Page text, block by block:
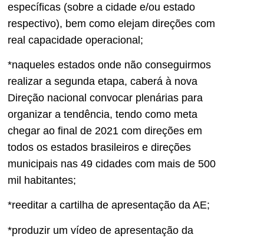
específicas (sobre a cidade e/ou estado
respectivo), bem como elejam direções com
real capacidade operacional;
*naqueles estados onde não conseguirmos
realizar a segunda etapa, caberá à nova
Direção nacional convocar plenárias para
organizar a tendência, tendo como meta
chegar ao final de 2021 com direções em
todos os estados brasileiros e direções
municipais nas 49 cidades com mais de 500
mil habitantes;
*reeditar a cartilha de apresentação da AE;
*produzir um vídeo de apresentação da